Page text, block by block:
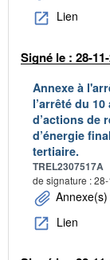
Lien
Signé le : 28-
Annexe à
l’arrêté du
d’actions de
d’énergie
tertiaire.
TREL2307517A
de signature :
Annexe(s)
Lien